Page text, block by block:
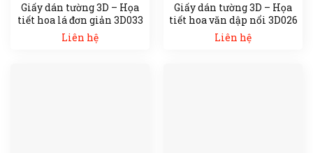
Giấy dán tường 3D – Họa
tiết hoa lá đơn giản 3D033
Liên hệ
Giấy dán tường 3D – Họa
tiết hoa văn dập nổi 3D026
Liên hệ